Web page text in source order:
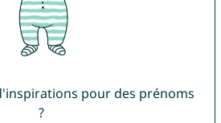
pour des prénoms
?